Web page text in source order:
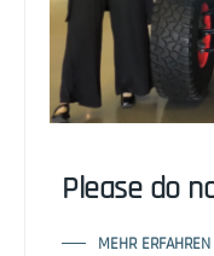
Please do
MEHR ERFAHREN